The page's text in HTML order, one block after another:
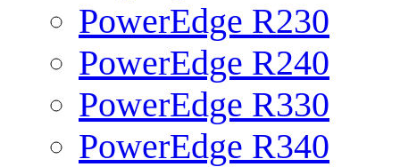
PowerEdge R230
PowerEdge R240
PowerEdge R330
PowerEdge R340